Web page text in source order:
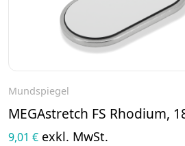
Mundspiegel
MEGAstretch FS Rhodium,
9,01 € exkl. MwSt.